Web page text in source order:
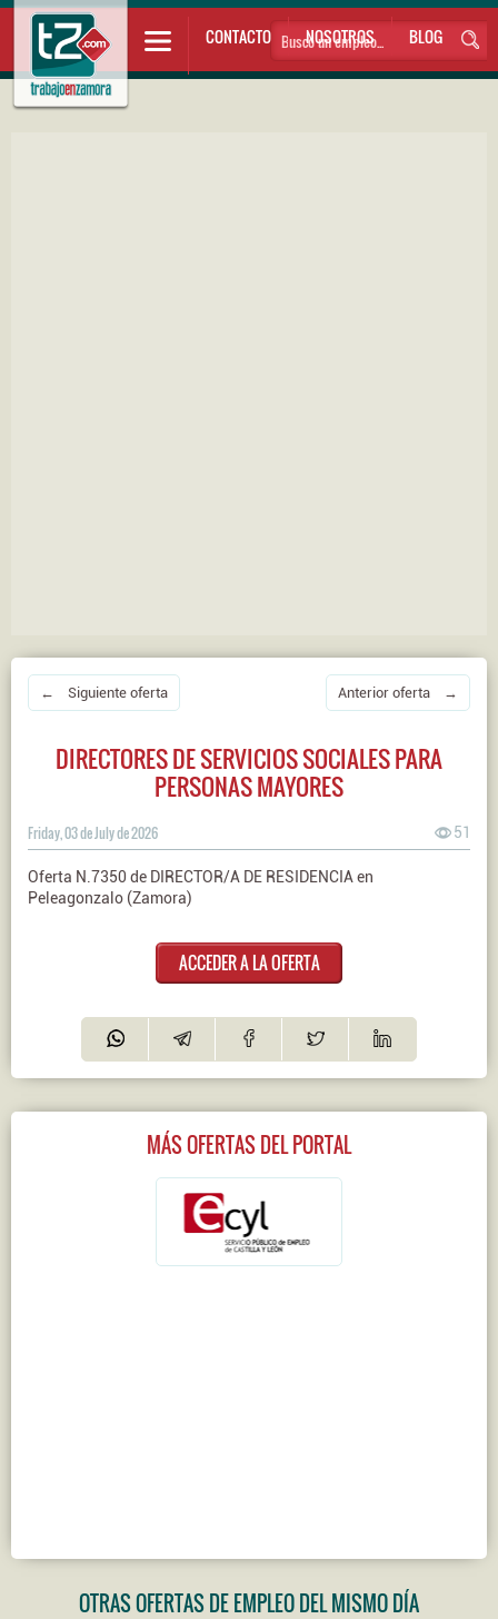
CONTACTO NOSOTROS BLOG
← Siguiente oferta Anterior oferta →
DIRECTORES DE SERVICIOS SOCIALES PARA
PERSONAS MAYORES
Friday, 03 de July de 2026 51
Oferta N.7350 de DIRECTOR/A DE RESIDENCIA en
Peleagonzalo (Zamora)
ACCEDER A LA OFERTA
MÁS OFERTAS DEL PORTAL
OTRAS OFERTAS DE EMPLEO DEL MISMO DÍA